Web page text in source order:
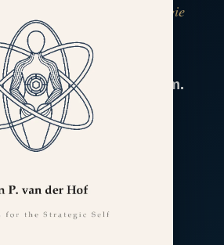
voor lichaam, geest, energie
Een geïntegreerd
geest, energie en team.
cognitie, energie en
in plaats van losse
geïntegreerd protocol voor
team. Het raamwerk: